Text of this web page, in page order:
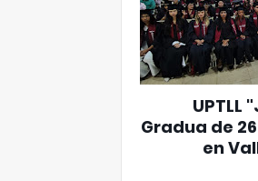
UPTLL
Gradua de
en